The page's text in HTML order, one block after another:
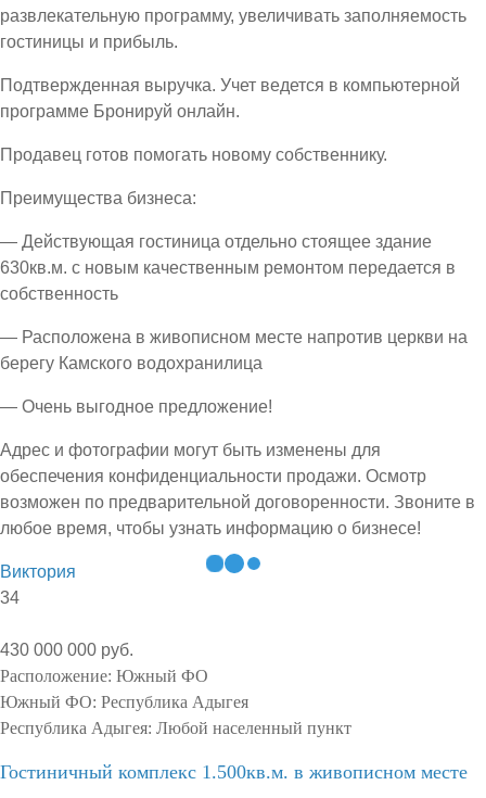
развлекательную программу, увеличивать заполняемость
гостиницы и прибыль.
Подтвержденная выручка. Учет ведется в компьютерной
программе Бронируй онлайн.
Продавец готов помогать новому собственнику.
Преимущества бизнеса:
— Действующая гостиница отдельно стоящее здание
630кв.м. с новым качественным ремонтом передается в
собственность
— Расположена в живописном месте напротив церкви на
берегу Камского водохранилица
— Очень выгодное предложение!
Адрес и фотографии могут быть изменены для
обеспечения конфиденциальности продажи. Осмотр
возможен по предварительной договоренности. Звоните в
любое время, чтобы узнать информацию о бизнесе!
Виктория
34
430 000 000 руб.
Расположение: Южный ФО
Южный ФО: Республика Адыгея
Республика Адыгея: Любой населенный пункт
Гостиничный комплекс 1.500кв.м. в живописном месте